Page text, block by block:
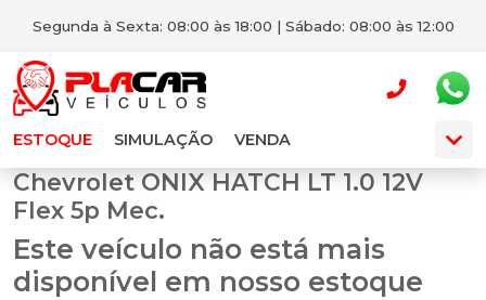
Segunda à Sexta: 08:00 às 18:00 | Sábado: 08:00 às 12:00
ESTOQUE SIMULAÇÃO VENDA
Chevrolet ONIX HATCH LT 1.0 12V
Flex 5p Mec.
Este veículo não está mais
disponível em nosso estoque